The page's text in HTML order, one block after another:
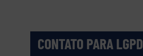
CONTATO PARA LGPD